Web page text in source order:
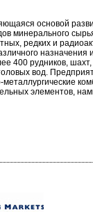
основой
минерального
редких и
400 рудников,
вод.
элементов,